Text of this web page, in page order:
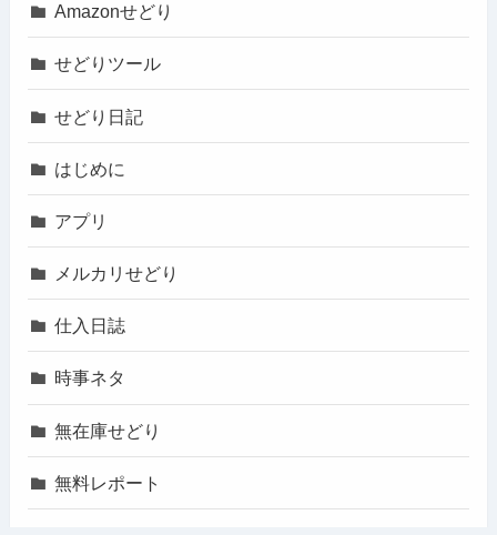
Amazonせどり
せどりツール
せどり日記
はじめに
アプリ
メルカリせどり
仕入日誌
時事ネタ
無在庫せどり
無料レポート